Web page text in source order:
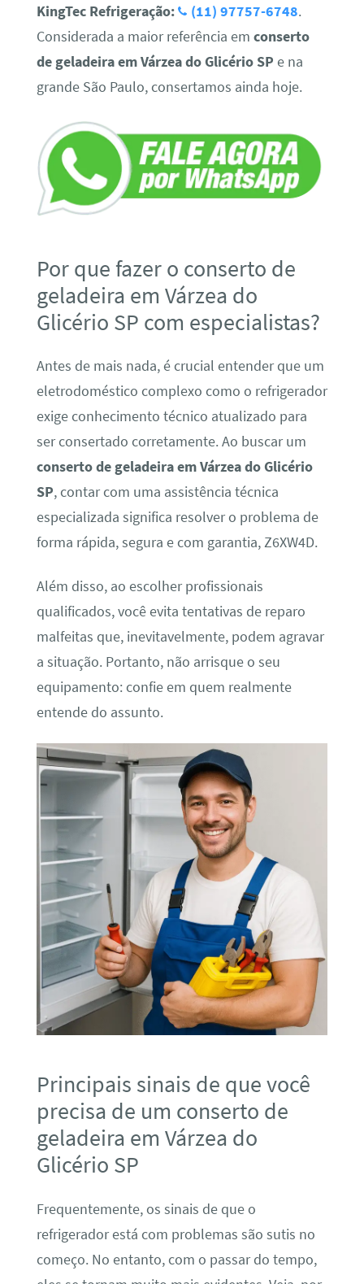
KingTec Refrigeração: (11) 97757-6748.
Considerada a maior referência em conserto
de geladeira em Várzea do Glicério SP e na
grande São Paulo, consertamos ainda hoje.
Por que fazer o conserto de
geladeira em Várzea do
Glicério SP com especialistas?
Antes de mais nada, é crucial entender que um
eletrodoméstico complexo como o refrigerador
exige conhecimento técnico atualizado para
ser consertado corretamente. Ao buscar um
conserto de geladeira em Várzea do Glicério
SP, contar com uma assistência técnica
especializada significa resolver o problema de
forma rápida, segura e com garantia, Z6XW4D.
Além disso, ao escolher profissionais
qualificados, você evita tentativas de reparo
malfeitas que, inevitavelmente, podem agravar
a situação. Portanto, não arrisque o seu
equipamento: confie em quem realmente
entende do assunto.
Principais sinais de que você
precisa de um conserto de
geladeira em Várzea do
Glicério SP
Frequentemente, os sinais de que o
refrigerador está com problemas são sutis no
começo. No entanto, com o passar do tempo,